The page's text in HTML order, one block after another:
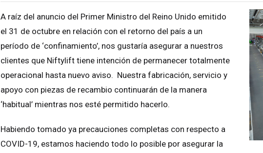
A raíz del anuncio del Primer Ministro del Reino Unido emitido
el 31 de octubre en relación con el retorno del país a un
período de ‘confinamiento’, nos gustaría asegurar a nuestros
clientes que Niftylift tiene intención de permanecer totalmente
operacional hasta nuevo aviso. Nuestra fabricación, servicio y
apoyo con piezas de recambio continuarán de la manera
‘habitual’ mientras nos esté permitido hacerlo.
Habiendo tomado ya precauciones completas con respecto a
COVID-19, estamos haciendo todo lo posible por asegurar la